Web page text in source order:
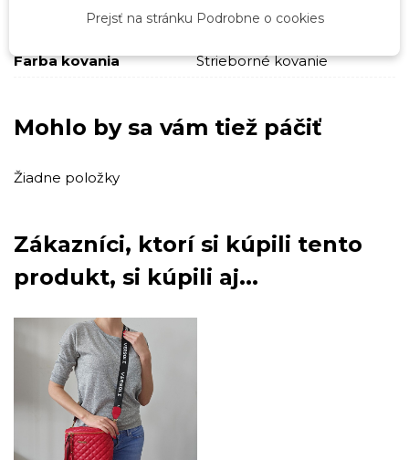
Elegantný
Farba kovania
Strieborné kovanie
Mohlo by sa vám tiež páčiť
Žiadne položky
Zákazníci, ktorí si kúpili tento
produkt, si kúpili aj...
Prejsť na stránku Podrobne o cookies